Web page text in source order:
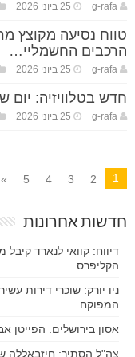
g-rafa 25 ביוני 2026
טווח נסיעה מקוצץ
הרכבים החשמליי…
g-rafa 25 ביוני 2026
חדש בטלוויזיה: יום שישי, 26
g-rafa 25 ביוני 2026
1
2
3
4
5
»
חדשות אחרונות
דיווח: קוואי לנארד
הקליפרס
ניו יורק: שוכרי דירות
המפוקח
אסון בירושלים: הפייטן
צה"ל הסתיר: חיזבאללה